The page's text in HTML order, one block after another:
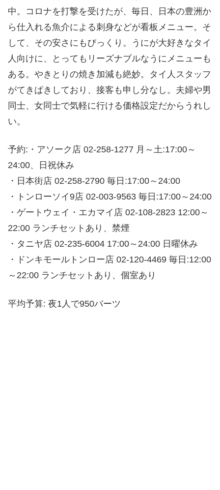
中。コロナを打撃を受けたが、毎日、日本の豊洲か
ら仕入れる魚介による刺身などが看板メニュー。そ
して、その安さにもびっくり。うにが大好きなタイ
人向けに、とってもリーズナブルなうにメニューも
ある。やきとりの焼き加減も絶妙。タイ人スタッフ
がてきぱきしており、接客も申し分なし。夫婦や男
同士、女同士で気軽に行ける価格設定だからうれし
い。
予約:・アソーク店 02-258-1277 月～土:17:00～
24:00、日祝休み
・日本街店 02-258-2790 毎日:17:00～24:00
・トンローソイ9店 02-003-9563 毎日:17:00～24:00
・ゲートウェイ・エカマイ店 02-108-2823 12:00～
22:00 ランチセットあり、禁煙
・タニヤ店 02-235-6004 17:00～24:00 日曜休み
・ドンキモールトンロー店 02-120-4469 毎日:12:00
～22:00 ランチセットあり、個室あり
平均予算: 夜1人で950バーツ